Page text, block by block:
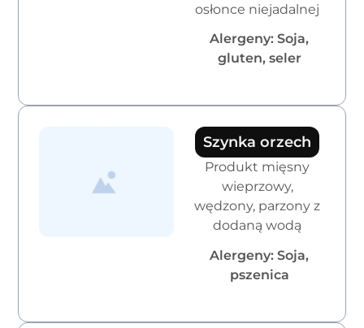
osłonce niejadalnej
Alergeny: Soja,
gluten, seler
Szynka orzech
Produkt mięsny
wieprzowy,
wędzony, parzony z
dodaną wodą
Alergeny: Soja,
pszenica